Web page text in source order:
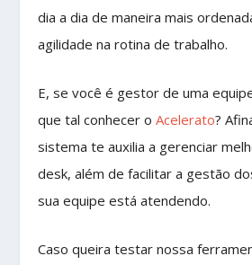
dia a dia de maneira mais
agilidade na rotina de trabalho.
E, se você é gestor de uma
que tal conhecer oAcelerato?
sistema te auxilia a gerenciar
desk, além de facilitar a gestão
sua equipe está atendendo.
Caso queira testar nossa